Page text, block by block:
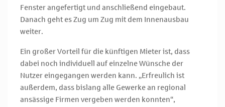
Fenster angefertigt und anschließend eingebaut.
Danach geht es Zug um Zug mit dem Innenausbau
weiter.
Ein großer Vorteil für die künftigen Mieter ist, dass
dabei noch individuell auf einzelne Wünsche der
Nutzer eingegangen werden kann. „Erfreulich ist
außerdem, dass bislang alle Gewerke an regional
ansässige Firmen vergeben werden konnten“,